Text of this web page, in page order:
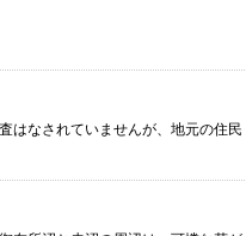
はなされていませんが、地元の住民